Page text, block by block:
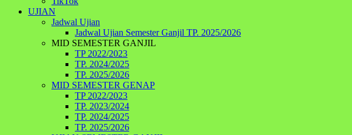
UJIAN
Jadwal Ujian
Jadwal Ujian Semester Ganjil TP. 2025/2026
MID SEMESTER GANJIL
TP 2022/2023
TP. 2024/2025
TP. 2025/2026
MID SEMESTER GENAP
TP 2022/2023
TP. 2023/2024
TP. 2024/2025
TP. 2025/2026